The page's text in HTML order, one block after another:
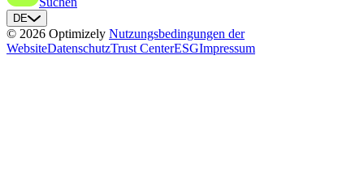
DE
© 2026 Optimizely Nutzungsbedingungen der
WebsiteDatenschutzTrust CenterESGImpressum